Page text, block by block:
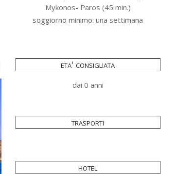
Mykonos- Paros (45 min.)
soggiorno minimo: una settimana
eta' consigliata
dai 0 anni
trasporti
hotel